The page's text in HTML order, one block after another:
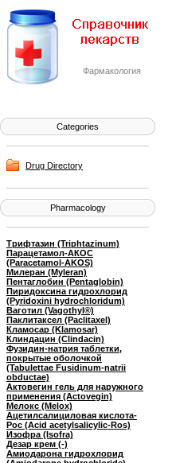
Фармакология
Categories
Drug Directory
Pharmacology
Трифтазин (Triphtazinum)
Парацетамол-АКОС
(Paracetamol-AKOS)
Милеран (Myleran)
Пентаглобин (Pentaglobin)
Пиридоксина гидрохлорид
(Pyridoxini hydrochloridum)
Ваготил (Vagothyl®)
Паклитаксел (Paclitaxel)
Кламосар (Klamosar)
Клиндацин (Clindacin)
Фузидин-натрия таблетки,
покрытые оболочкой
(Tabulettae Fusidinum-natrii
obductae)
Актовегин гель для наружного
применения (Actovegin)
Мелокс (Melox)
Ацетилсалициловая кислота-
Рос (Acid acetylsalicylic-Ros)
Изофра (Isofra)
Дезар крем (-)
Амиодарона гидрохлорид